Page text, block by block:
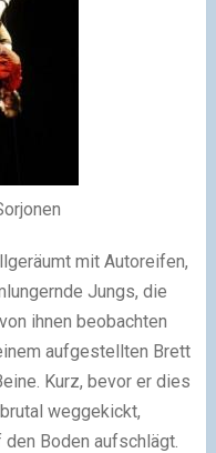
mit Autoreifen,
Jungs, die
ihnen beobachten
aufgestellten Brett
Kurz, bevor er dies
weggekickt,
Boden aufschlägt.